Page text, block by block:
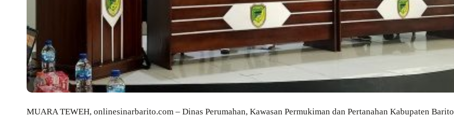
MUARA TEWEH, onlinesinarbarito.com – Dinas Perumahan, Kawasan Permukiman dan Pertanahan Kabupaten Barito